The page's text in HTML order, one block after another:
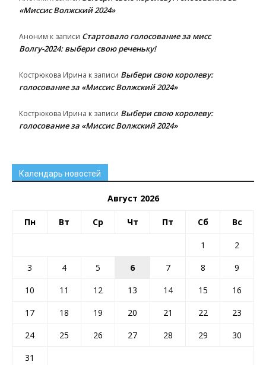
«Миссис Волжский 2024»
Аноним к записи Стартовало голосование за мисс
Волгу-2024: выбери свою реченьку!
Кострюкова Ирина к записи Выбери свою королеву:
голосование за «Миссис Волжский 2024»
Кострюкова Ирина к записи Выбери свою королеву:
голосование за «Миссис Волжский 2024»
Календарь новостей
Август 2026
Пн Вт Ср Чт Пт Сб Вс
1
2
3
4 5 6 7 8
9
10
11 12 13 14 15
16
17
18 19 20 21 22
23
24
25 26 27 28 29
30
31